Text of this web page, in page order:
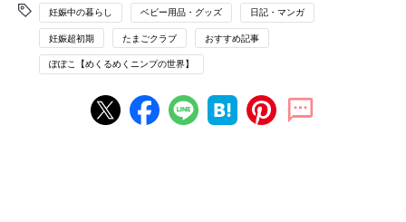
妊娠中の暮らし ベビー用品・グッズ 日記・マンガ
妊娠超初期 たまごクラブ おすすめ記事
ぽぽこ【めくるめくニンプの世界】